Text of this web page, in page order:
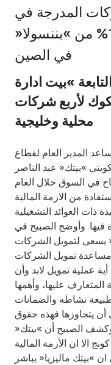
Ways to bank
Tools & Services
After Sales
Branch & ATM locator
Germany
Malaysia
Turkey
Egypt
UK
المدرجة في
2008 ويستهدف عائداً 15% من »بننسولا«
في الصين
»بيت ادارة
لأربع شركات
محلية وخليجية
المدير العام لقطاع
»بيتك« عبد الناصر
في السوق خلال العام
من الازمة المالية
ذات العوائد التشغيلية
فيها. وأوضح الصبيح في
يسعى لتمويل الشركات
مساعدة تمويل الشركات
عملية تمويل لابد وأن
عليها، وأهمها
نشاطه والضمانات
أن يتجاوزها فهذه حقوق
الصبيح أن »بيتك«
الا ان الأزمة المالية
»بيتك ماليزيا« يباشر